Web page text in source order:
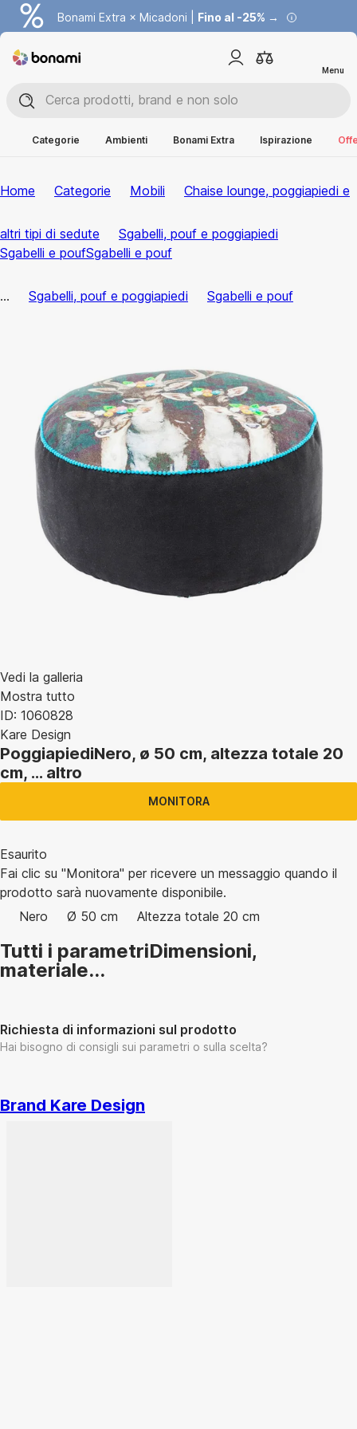
Bonami Extra × Micadoni | Fino al -25% →
Menu
Categorie Ambienti Bonami Extra Ispirazione
Home Categorie Mobili Chaise lounge, poggiapiedi e
altri tipi di sedute
Sgabelli, pouf e poggiapiedi
Sgabelli e poufSgabelli e pouf
... Sgabelli, pouf e poggiapiedi Sgabelli e pouf
Vedi la galleria
Mostra tutto
ID: 1060828
Kare Design
PoggiapiediNero, ø 50 cm, altezza totale 20
cm, … altro
MONITORA
Esaurito
Fai clic su "Monitora" per ricevere un messaggio quando il
prodotto sarà nuovamente disponibile.
Nero
Ø 50 cm Altezza totale 20 cm
Tutti i parametriDimensioni,
materiale...
Richiesta di informazioni sul prodotto
Hai bisogno di consigli sui parametri o sulla scelta?
Brand Kare Design